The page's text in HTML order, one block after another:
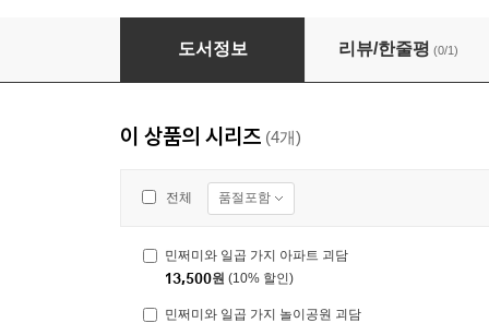
민쩌미와 일곱 가지 아파트 괴담
도서정보 리뷰/한줄평 (0/1)
이 상품의 시리즈 (4개)
전체 품절포함
민쩌미와 일곱 가지 아파트 괴담
13,500원 (10% 할인)
민쩌미와 일곱 가지 놀이공원 괴담